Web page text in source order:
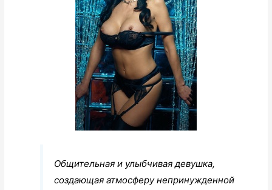
Общительная и улыбчивая девушка,
создающая атмосферу непринужденной